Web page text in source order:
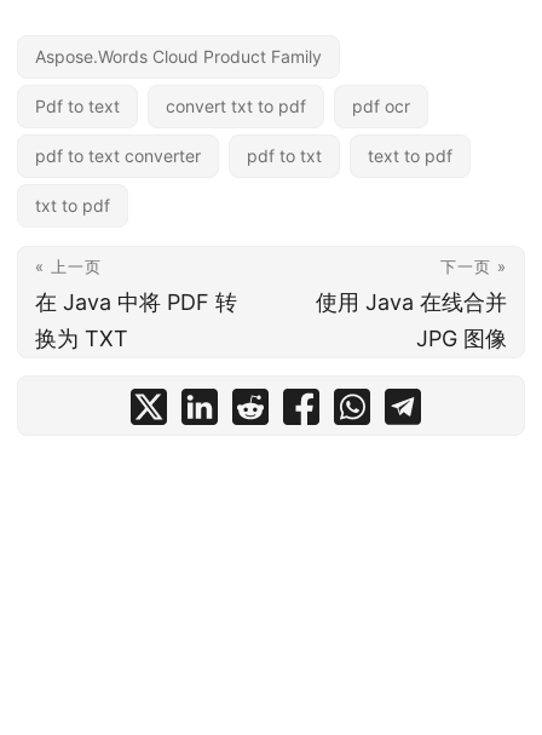
Aspose.Words Cloud Product Family
Pdf to text convert txt to pdf pdf ocr
pdf to text converter pdf to txt text to pdf
txt to pdf
« 上一页
在 Java 中将 PDF 转
换为 TXT
下一页 »
使用 Java 在线合并
JPG 图像